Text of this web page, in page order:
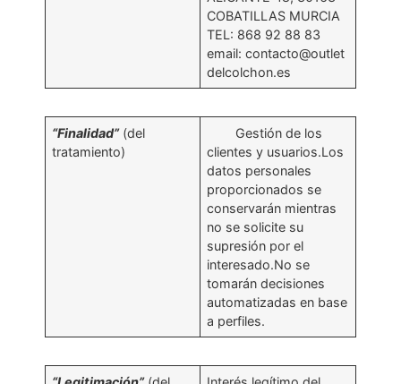
COBATILLAS MURCIA
TEL: 868 92 88 83
email: contacto@outlet
delcolchon.es
“Finalidad”(del
tratamiento)
Gestión de los
clientes y usuarios.Los
datos personales
proporcionados se
conservarán mientras
no se solicite su
supresión por el
interesado.No se
tomarán decisiones
automatizadas en base
a perfiles.